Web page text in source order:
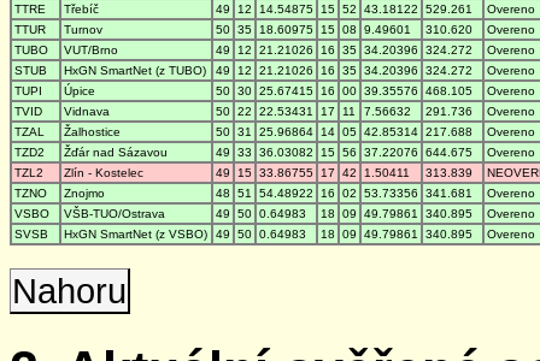
TTRE
Třebíč 49 12 14.54875 15 52 43.18122 529.261
Overeno
TTUR
Turnov 50 35 18.60975 15 08 9.49601 310.620
Overeno
TUBO
VUT/Brno 49 12 21.21026 16 35 34.20396 324.272
Overeno
STUB
HxGN SmartNet (z TUBO) 49 12 21.21026 16 35 34.20396 324.272
Overeno
TUPI
Úpice 50 30 25.67415 16 00 39.35576 468.105
Overeno
TVID
Vidnava 50 22 22.53431 17 11 7.56632 291.736
Overeno
TZAL
Žalhostice 50 31 25.96864 14 05 42.85314 217.688
Overeno
TZD2
Žďár nad Sázavou 49 33 36.03082 15 56 37.22076 644.675
Overeno
TZL2
Zlín - Kostelec 49 15 33.86755 17 42 1.50411 313.839
TZNO
Znojmo 48 51 54.48922 16 02 53.73356 341.681
Overeno
VSBO
VŠB-TUO/Ostrava 49 50 0.64983 18 09 49.79861 340.895
Overeno
SVSB
HxGN SmartNet (z VSBO) 49 50 0.64983 18 09 49.79861 340.895 Overeno
Nahoru